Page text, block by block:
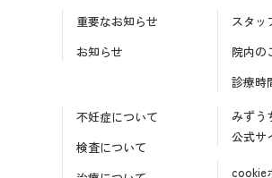
重要なお知らせ
お知らせ
スタッ
院内の
診療時
不妊症について
検査について
みずう
公式サ
cookie